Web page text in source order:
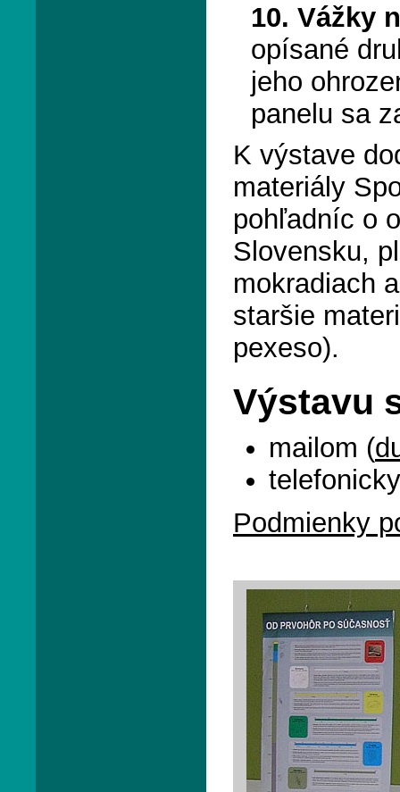
10. Vážky
opísané
jeho
panelu sa
K výstave
materiály
pohľadníc o
Slovensku,
mokradiach
staršie
pexeso).
Výstavu
mailom (
Podmienky